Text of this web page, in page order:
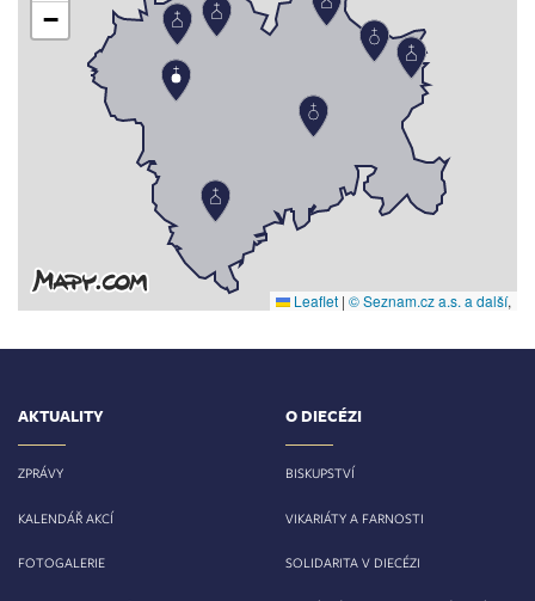
−
Leaflet | © Seznam.cz a.s. a další,
AKTUALITY
ZPRÁVY
KALENDÁŘ AKCÍ
FOTOGALERIE
O DIECÉZI
BISKUPSTVÍ
VIKARIÁTY A FARNOSTI
SOLIDARITA V DIECÉZI